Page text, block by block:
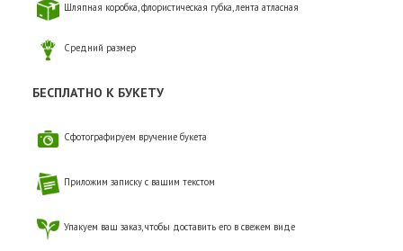
Шляпная коробка, флористическая губка, лента атласная
Средний размер
БЕСПЛАТНО К БУКЕТУ
Сфотографируем вручение букета
Приложим записку с вашим текстом
Упакуем ваш заказ, чтобы доставить его в свежем виде